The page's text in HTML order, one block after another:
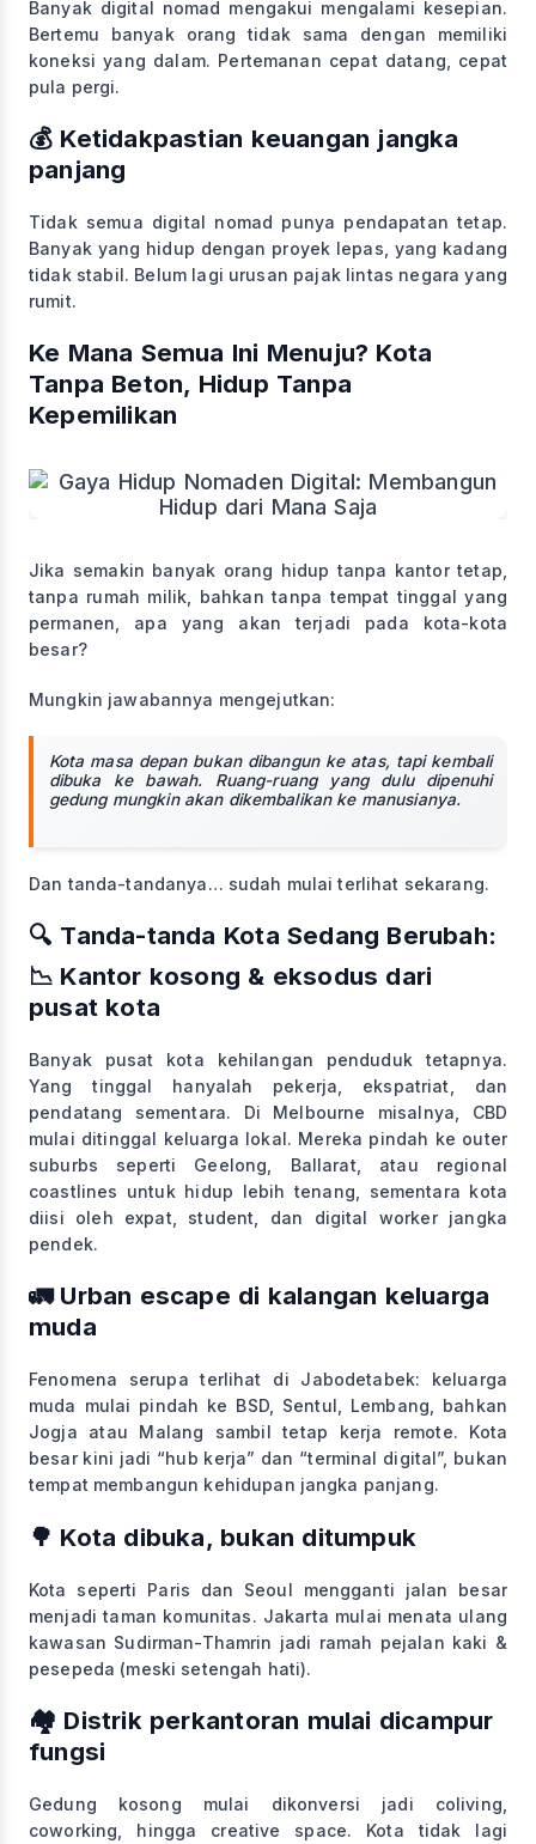
Banyak digital nomad mengakui mengalami kesepian.
Bertemu banyak orang tidak sama dengan memiliki
koneksi yang dalam. Pertemanan cepat datang, cepat
pula pergi.
💰 Ketidakpastian keuangan jangka
panjang
Tidak semua digital nomad punya pendapatan tetap.
Banyak yang hidup dengan proyek lepas, yang kadang
tidak stabil. Belum lagi urusan pajak lintas negara yang
rumit.
Ke Mana Semua Ini Menuju? Kota
Tanpa Beton, Hidup Tanpa
Kepemilikan
Jika semakin banyak orang hidup tanpa kantor tetap,
tanpa rumah milik, bahkan tanpa tempat tinggal yang
permanen, apa yang akan terjadi pada kota-kota
besar?
Mungkin jawabannya mengejutkan:
Kota masa depan bukan dibangun ke atas, tapi kembali
dibuka ke bawah. Ruang-ruang yang dulu dipenuhi
gedung mungkin akan dikembalikan ke manusianya.
Dan tanda-tandanya… sudah mulai terlihat sekarang.
🔍 Tanda-tanda Kota Sedang Berubah:
📉 Kantor kosong & eksodus dari
pusat kota
Banyak pusat kota kehilangan penduduk tetapnya.
Yang tinggal hanyalah pekerja, ekspatriat, dan
pendatang sementara. Di Melbourne misalnya, CBD
mulai ditinggal keluarga lokal. Mereka pindah ke outer
suburbs seperti Geelong, Ballarat, atau regional
coastlines untuk hidup lebih tenang, sementara kota
diisi oleh expat, student, dan digital worker jangka
pendek.
🚛 Urban escape di kalangan keluarga
muda
Fenomena serupa terlihat di Jabodetabek: keluarga
muda mulai pindah ke BSD, Sentul, Lembang, bahkan
Jogja atau Malang sambil tetap kerja remote. Kota
besar kini jadi “hub kerja” dan “terminal digital”, bukan
tempat membangun kehidupan jangka panjang.
🌳 Kota dibuka, bukan ditumpuk
Kota seperti Paris dan Seoul mengganti jalan besar
menjadi taman komunitas. Jakarta mulai menata ulang
kawasan Sudirman-Thamrin jadi ramah pejalan kaki &
pesepeda (meski setengah hati).
🏘️ Distrik perkantoran mulai dicampur
fungsi
Gedung kosong mulai dikonversi jadi coliving,
coworking, hingga creative space. Kota tidak lagi